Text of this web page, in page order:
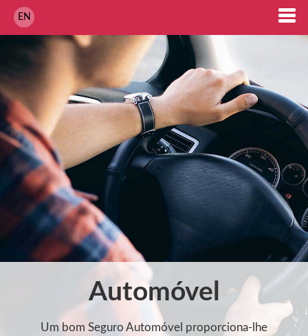
Automóvel
Um bom Seguro Automóvel proporciona-lhe
EN